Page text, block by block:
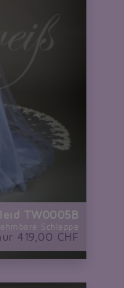
TW0005B
Schleppe
419,00 CHF